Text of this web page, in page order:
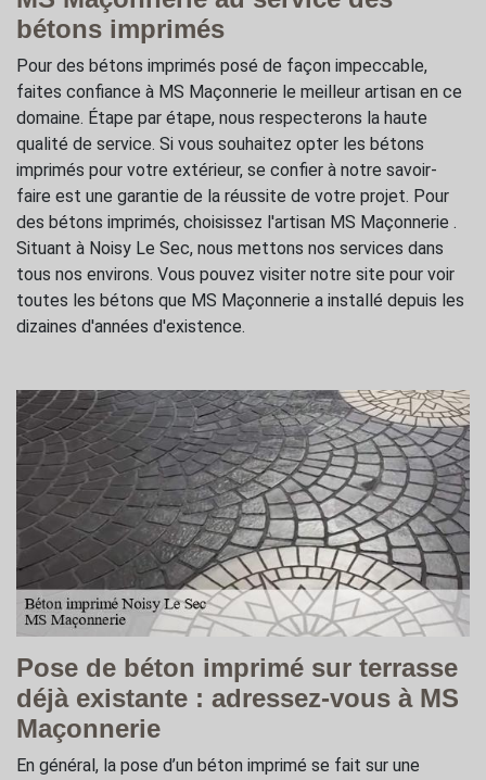
bétons imprimés
Pour des bétons imprimés posé de façon impeccable,
faites confiance à MS Maçonnerie le meilleur artisan en ce
domaine. Étape par étape, nous respecterons la haute
qualité de service. Si vous souhaitez opter les bétons
imprimés pour votre extérieur, se confier à notre savoir-
faire est une garantie de la réussite de votre projet. Pour
des bétons imprimés, choisissez l'artisan MS Maçonnerie .
Situant à Noisy Le Sec, nous mettons nos services dans
tous nos environs. Vous pouvez visiter notre site pour voir
toutes les bétons que MS Maçonnerie a installé depuis les
dizaines d'années d'existence.
Pose de béton imprimé sur terrasse
déjà existante : adressez-vous à MS
Maçonnerie
En général, la pose d’un béton imprimé se fait sur une